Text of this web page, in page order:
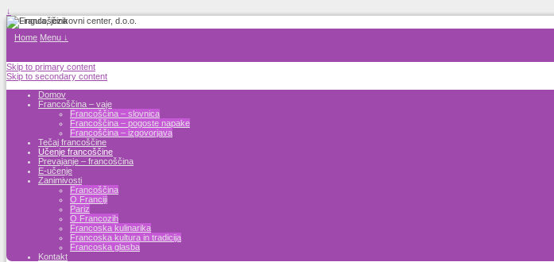
↓
Home Menu ↓
Skip to primary content
Skip to secondary content
Domov
Francoščina – vaje
Francoščina – slovnica
Francoščina – pogoste napake
Francoščina – izgovorjava
Tečaj francoščine
Učenje francoščine
Prevajanje – francoščina
E-učenje
Zanimivosti
Francoščina
O Franciji
Pariz
O Francozih
Francoska kulinarika
Francoska kultura in tradicija
Francoska glasba
Kontakt